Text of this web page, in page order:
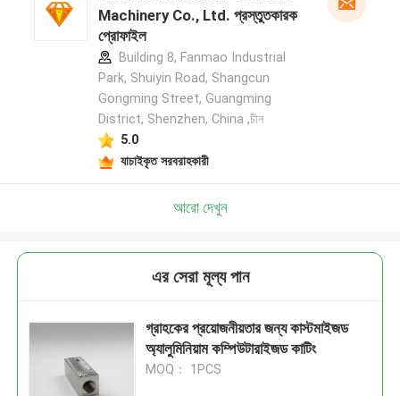
Machinery Co., Ltd. প্রস্তুতকারক
প্রোফাইল
Building 8, Fanmao Industrial
Park, Shuiyin Road, Shangcun
Gongming Street, Guangming
District, Shenzhen, China ,চীন
5.0
যাচাইকৃত সরবরাহকারী
আরো দেখুন
এর সেরা মূল্য পান
গ্রাহকের প্রয়োজনীয়তার জন্য কাস্টমাইজড
অ্যালুমিনিয়াম কম্পিউটারাইজড কাটিং
MOQ： 1PCS